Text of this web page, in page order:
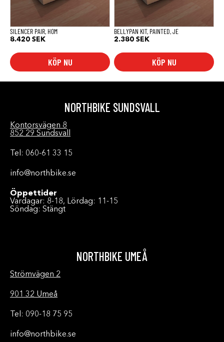
SILENCER PAIR, HOM
8.420 SEK
KÖP NU
BELLYPAN KIT, PAINTED, JE
2.380 SEK
KÖP NU
NORTHBIKE SUNDSVALL
Kontorsvägen 8
852 29 Sundsvall
Tel: 060-61 33 15
info@northbike.se
Öppettider
Vardagar: 8-18, Lördag: 11-15
Söndag: Stängt
NORTHBIKE UMEÅ
Strömvägen 2
901 32 Umeå
Tel: 090-18 75 95
info@northbike.se